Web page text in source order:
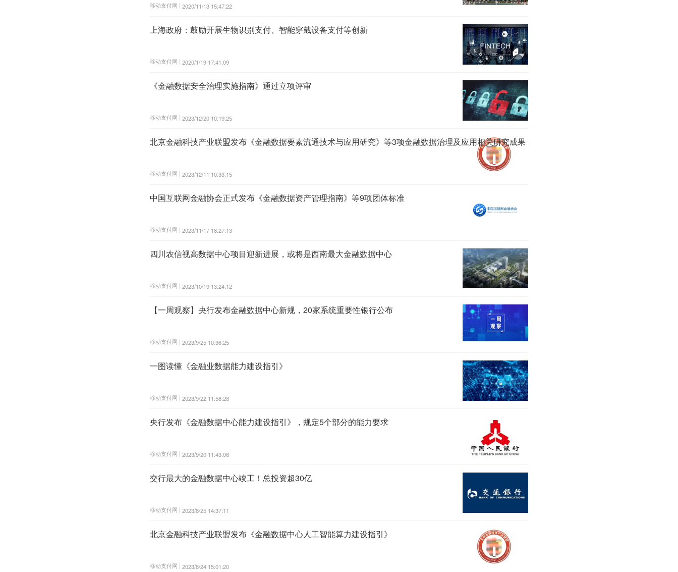
移动支付网 | 2020/11/13 15:47:22
上海政府：鼓励开展生物识别支付、智能穿戴设备支付等创新
移动支付网 | 2020/1/19 17:41:09
《金融数据安全治理实施指南》通过立项评审
移动支付网 | 2023/12/20 10:19:25
北京金融科技产业联盟发布《金融数据要素流通技术与应用研究》等3项金融数据治理及应用相关研究成果
移动支付网 | 2023/12/11 10:33:15
中国互联网金融协会正式发布《金融数据资产管理指南》等9项团体标准
移动支付网 | 2023/11/17 18:27:13
四川农信视高数据中心项目迎新进展，或将是西南最大金融数据中心
移动支付网 | 2023/10/19 13:24:12
【一周观察】央行发布金融数据中心新规，20家系统重要性银行公布
移动支付网 | 2023/9/25 10:36:25
一图读懂《金融业数据能力建设指引》
移动支付网 | 2023/9/22 11:58:28
央行发布《金融数据中心能力建设指引》，规定5个部分的能力要求
移动支付网 | 2023/9/20 11:43:06
交行最大的金融数据中心竣工！总投资超30亿
移动支付网 | 2023/8/25 14:37:11
北京金融科技产业联盟发布《金融数据中心人工智能算力建设指引》
移动支付网 | 2023/8/24 15:01:20